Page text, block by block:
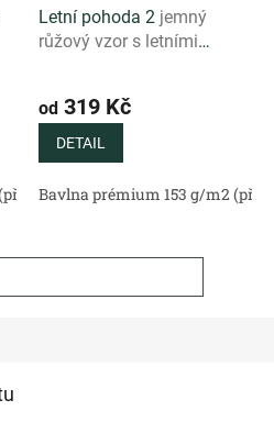
Bavlněný satén 130 g/
Letní pohoda 2 jemný
růžový vzor s letními
od 319 Kč
DETAIL
Bavlna prémium 153 g/m2